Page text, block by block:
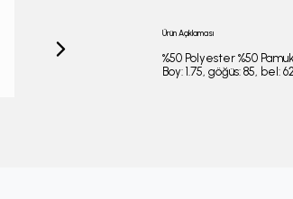
Ürün Açıklaması
%50 Polyester %50
Boy: 1.75, göğüs: 85, bel: